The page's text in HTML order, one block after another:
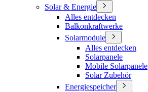
Solar & Energie
Alles entdecken
Balkonkraftwerke
Solarmodule
Alles entdecken
Solarpanele
Mobile Solarpanele
Solar Zubehör
Energiespeicher